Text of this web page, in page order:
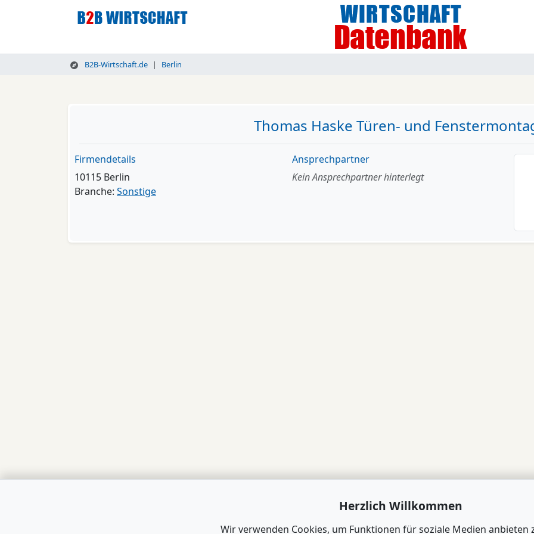
B2B-Wirtschaft.de Berlin
Thomas Haske Türen- und
Firmendetails
10115 Berlin
Branche: Sonstige
Ansprechpartner
Kein Ansprechpartner hinterlegt
Herzlich Willkommen
Wir verwenden Cookies, um Funktionen für soziale Medien anbieten